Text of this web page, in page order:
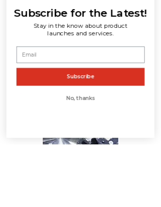
un poco más sobre ti.
Subscribe for the Latest!
Stay in the know about product
launches and services.
Subscribe
No, thanks